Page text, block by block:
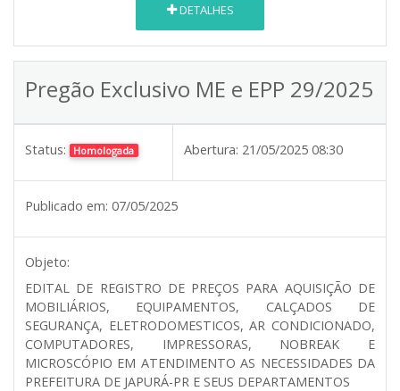
DETALHES
Pregão Exclusivo ME e EPP 29/2025
Status: Homologada Abertura: 21/05/2025 08:30
Publicado em: 07/05/2025
Objeto:
EDITAL DE REGISTRO DE PREÇOS PARA AQUISIÇÃO DE
MOBILIÁRIOS, EQUIPAMENTOS, CALÇADOS DE
SEGURANÇA, ELETRODOMESTICOS, AR CONDICIONADO,
COMPUTADORES, IMPRESSORAS, NOBREAK E
MICROSCÓPIO EM ATENDIMENTO AS NECESSIDADES DA
PREFEITURA DE JAPURÁ-PR E SEUS DEPARTAMENTOS